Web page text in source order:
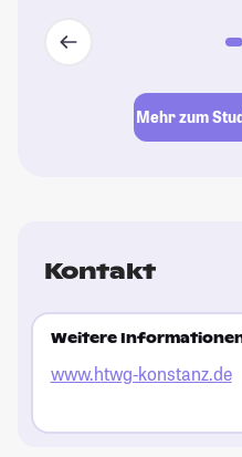
Mehr zum
Kontakt
Weitere
www.htwg-konstanz.de